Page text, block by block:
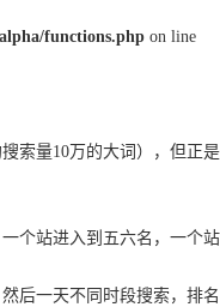
functions.php on line
索量10万的大词），但正是
个站进入到五六名，一个站
后一天不同时段搜索，排名